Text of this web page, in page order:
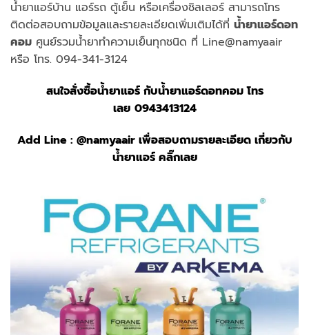
น้ำยาแอร์บ้าน แอร์รถ ตู้เย็น หรือเครื่องชิลเลอร์ สามารถโทร
ติดต่อสอบถามข้อมูลและรายละเอียดเพิ่มเติมได้ที่ น้ำยาแอร์ดอท
คอม ศูนย์รวมน้ำยาทำความเย็นทุกชนิด ที่ Line@namyaair
หรือ โทร. 094-341-3124
สนใจสั่งซื้อน้ำยาแอร์ กับน้ำยาแอร์ดอทคอมโทร
เลย 0943413124
Add Line : @namyaairเพื่อสอบถามรายละเอียด เกี่ยวกับ
น้ำยาแอร์ คลิ๊กเลย